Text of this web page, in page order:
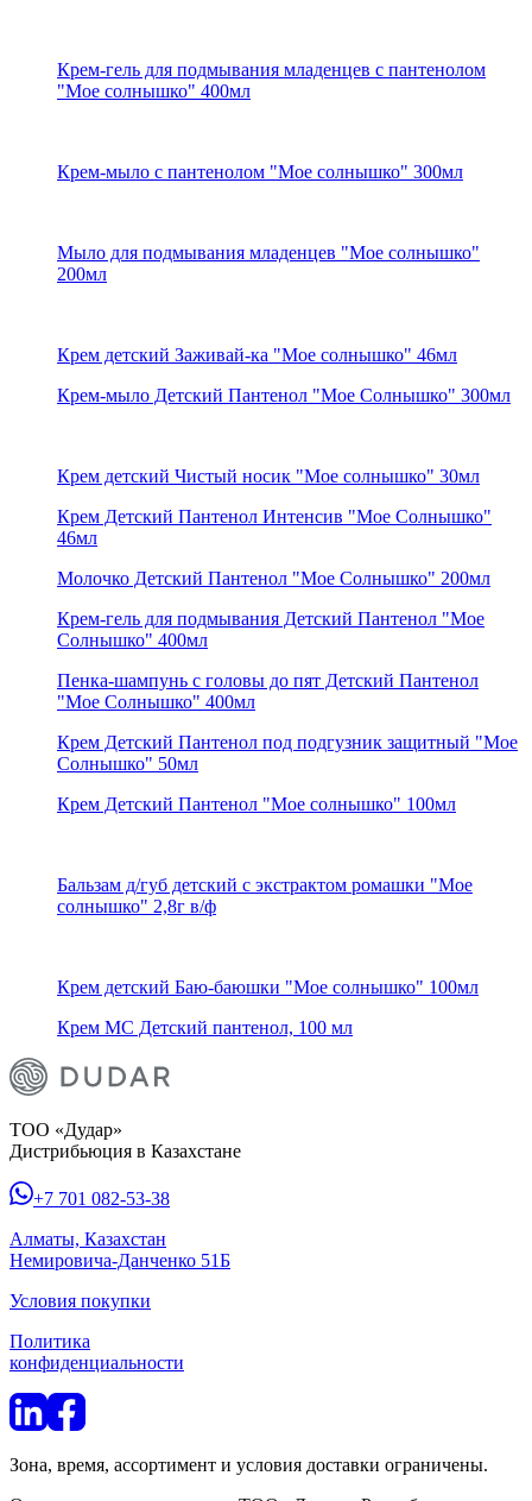
Крем-гель для подмывания младенцев с пантенолом
"Мое солнышко" 400мл
Крем-мыло с пантенолом "Мое солнышко" 300мл
Мыло для подмывания младенцев "Мое солнышко"
200мл
Крем детский Заживай-ка "Мое солнышко" 46мл
Крем-мыло Детский Пантенол "Мое Солнышко" 300мл
Крем детский Чистый носик "Мое солнышко" 30мл
Крем Детский Пантенол Интенсив "Мое Солнышко"
46мл
Молочко Детский Пантенол "Мое Солнышко" 200мл
Крем-гель для подмывания Детский Пантенол "Мое
Солнышко" 400мл
Пенка-шампунь с головы до пят Детский Пантенол
"Мое Солнышко" 400мл
Крем Детский Пантенол под подгузник защитный "Мое
Солнышко" 50мл
Крем Детский Пантенол "Мое солнышко" 100мл
Бальзам д/губ детский с экстрактом ромашки "Мое
солнышко" 2,8г в/ф
Крем детский Баю-баюшки "Мое солнышко" 100мл
Крем МС Детский пантенол, 100 мл
ТОО «Дудар»
Дистрибьюция в Казахстане
+7 701 082-53-38
Алматы, Казахстан
Немировича-Данченко 51Б
Условия покупки
Политика
конфиденциальности
Зона, время, ассортимент и условия доставки ограничены.